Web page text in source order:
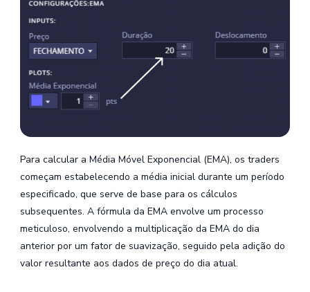
Para calcular a Média Móvel Exponencial (EMA), os traders
começam estabelecendo a média inicial durante um período
especificado, que serve de base para os cálculos
subsequentes. A fórmula da EMA envolve um processo
meticuloso, envolvendo a multiplicação da EMA do dia
anterior por um fator de suavização, seguido pela adição do
valor resultante aos dados de preço do dia atual.